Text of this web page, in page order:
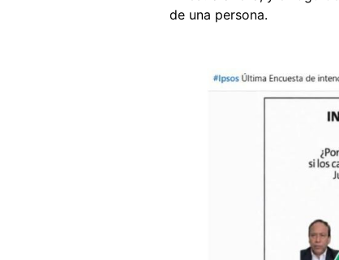
de una persona.